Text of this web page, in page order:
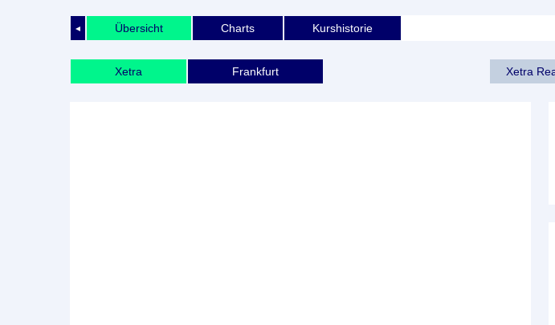
◄ Übersicht Charts Kurshistorie
Xetra Frankfurt Xetra